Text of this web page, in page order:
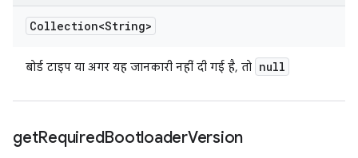
Collection<String>
बोर्ड टाइप या अगर यह जानकारी नहीं दी गई है, तो null
getRequiredBootloaderVersion